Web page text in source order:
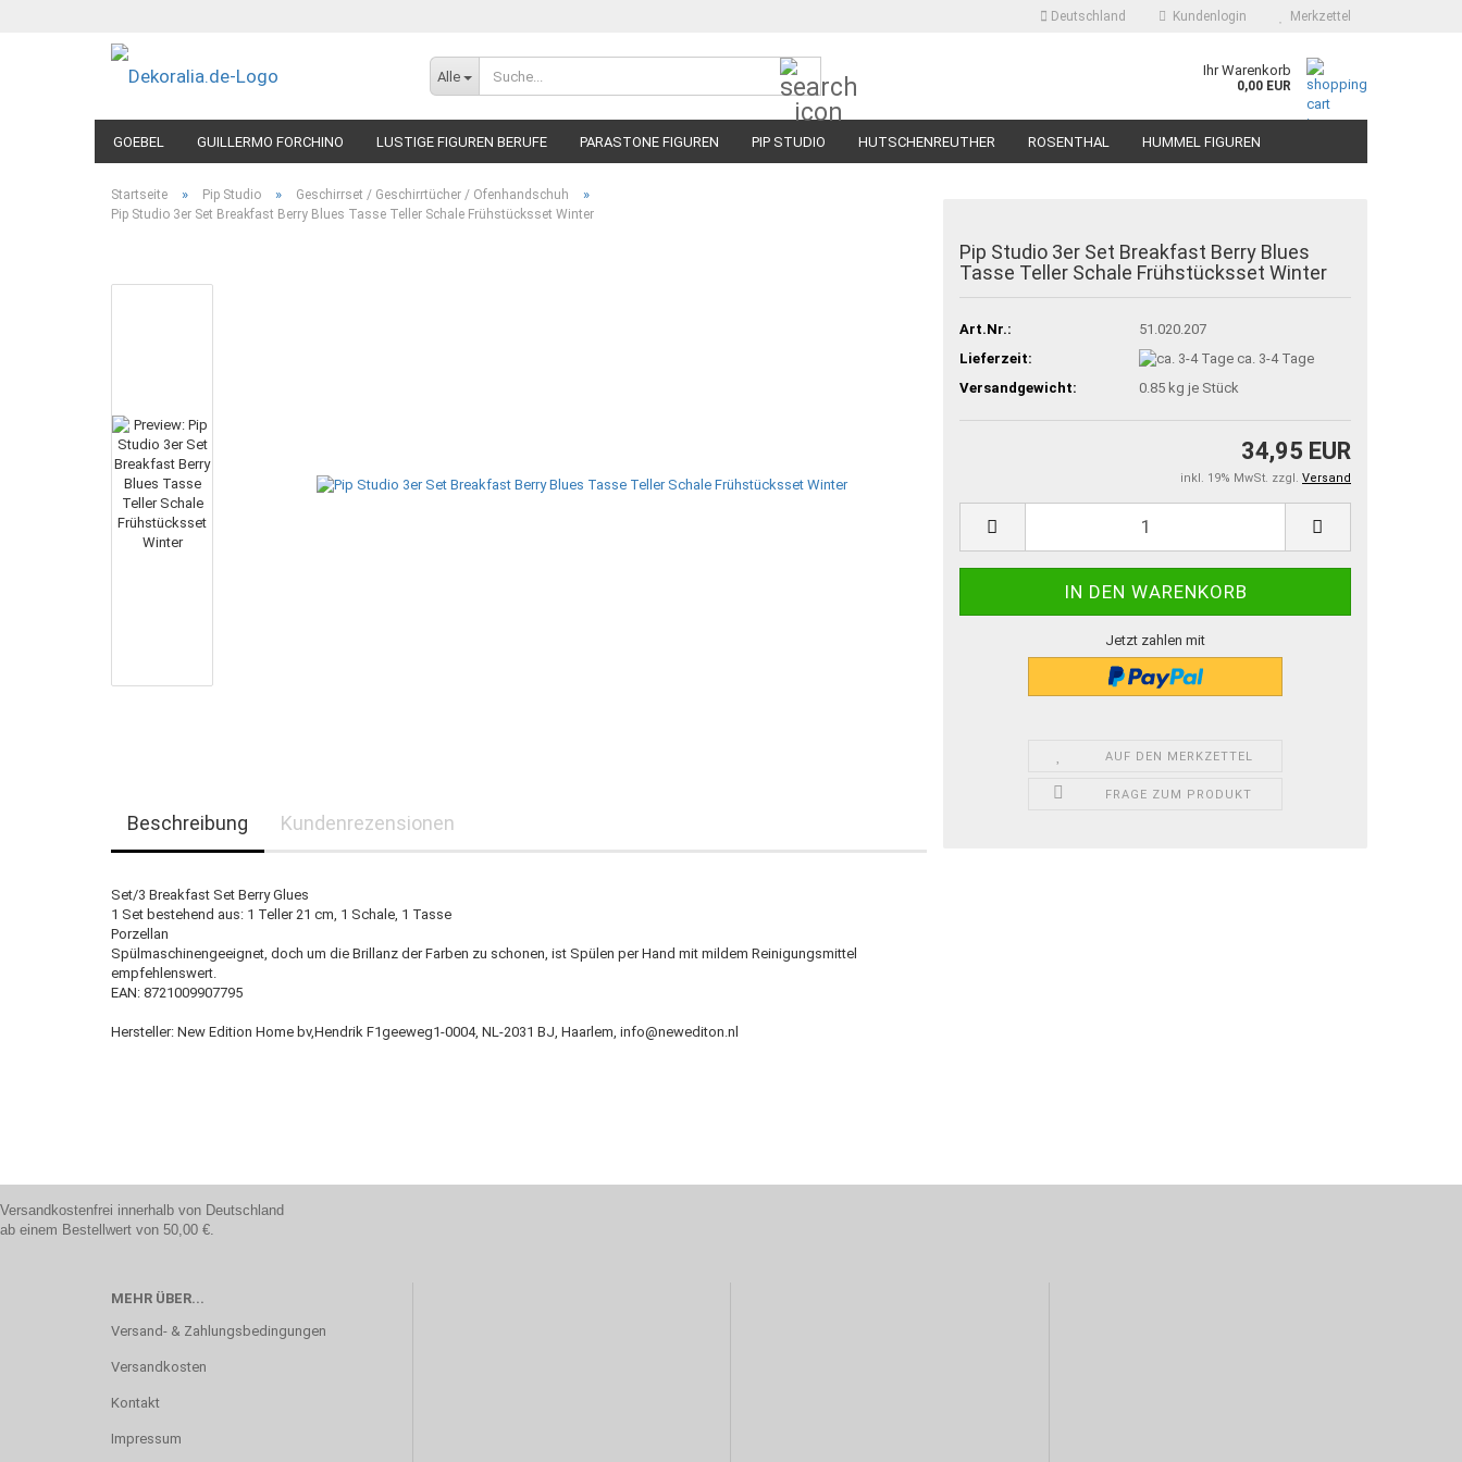
Deutschland Kundenlogin Merkzettel
Alle Ihr Warenkorb
0,00 EUR
GOEBEL GUILLERMO FORCHINO LUSTIGE FIGUREN BERUFE PARASTONE FIGUREN PIP STUDIO HUTSCHENREUTHER ROSENTHAL HUMMEL FIGUREN
Startseite » Pip Studio » Geschirrset / Geschirrtücher / Ofenhandschuh »
Pip Studio 3er Set Breakfast Berry Blues Tasse Teller Schale Frühstücksset Winter
Pip Studio 3er Set Breakfast Berry Blues
Tasse Teller Schale Frühstücksset Winter
Art.Nr.:
51.020.207
Lieferzeit:
ca. 3-4 Tage
Versandgewicht:
0.85 kg je Stück
34,95 EUR
inkl. 19% MwSt. zzgl. Versand
Jetzt zahlen mit
AUF DEN MERKZETTEL
FRAGE ZUM PRODUKT
Beschreibung Kundenrezensionen
Set/3 Breakfast Set Berry Glues
1 Set bestehend aus: 1 Teller 21 cm, 1 Schale, 1 Tasse
Porzellan
Spülmaschinengeeignet, doch um die Brillanz der Farben zu schonen, ist Spülen per Hand mit mildem Reinigungsmittel
empfehlenswert.
EAN: 8721009907795
Hersteller: New Edition Home bv,Hendrik F1geeweg1-0004, NL-2031 BJ, Haarlem, info@newediton.nl
Versandkostenfrei innerhalb von Deutschland
ab einem Bestellwert von 50,00 €.
MEHR ÜBER...
Versand- & Zahlungsbedingungen
Versandkosten
Kontakt
Impressum